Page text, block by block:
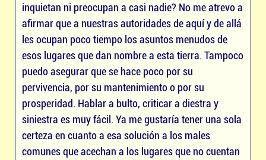
inquietan ni preocupan a casi nadie? No me atrevo a
afirmar que a nuestras autoridades de aquí y de allá
les ocupan poco tiempo los asuntos menudos de
esos lugares que dan nombre a esta tierra. Tampoco
puedo asegurar que se hace poco por su
pervivencia, por su mantenimiento o por su
prosperidad. Hablar a bulto, criticar a diestra y
siniestra es muy fácil. Ya me gustaría tener una sola
certeza en cuanto a esa solución a los males
comunes que acechan a los lugares que no cuentan